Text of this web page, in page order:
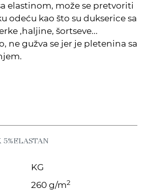
elastinom, može se pretvoriti
odeću kao što su dukserice sa
,haljine, šortseve...
ne gužva se jer je pletenina sa
5%ELASTAN
KG
260 g/m2